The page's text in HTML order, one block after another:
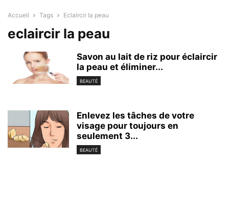
Accueil Tags Eclaircir la peau
eclaircir la peau
Savon au lait de riz pour éclaircir
la peau et éliminer...
BEAUTÉ
Enlevez les tâches de votre
visage pour toujours en
seulement 3...
BEAUTÉ